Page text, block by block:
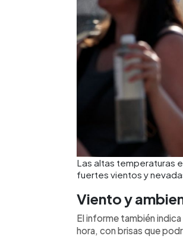
Las altas temperaturas
fuertes vientos y
Viento y
El informe también
hora, con brisas que